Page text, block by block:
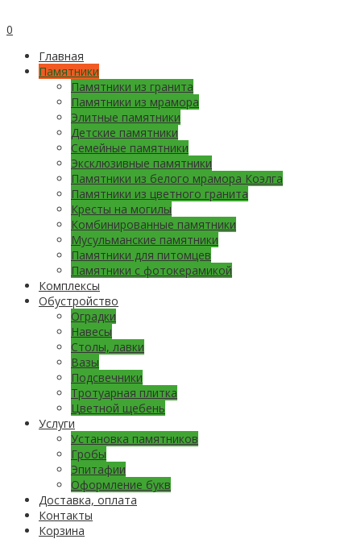
0
Главная
Памятники
Памятники из гранита
Памятники из мрамора
Элитные памятники
Детские памятники
Семейные памятники
Эксклюзивные памятники
Памятники из белого мрамора Коэлга
Памятники из цветного гранита
Кресты на могилы
Комбинированные памятники
Мусульманские памятники
Памятники для питомцев
Памятники с фотокерамикой
Комплексы
Обустройство
Оградки
Навесы
Столы, лавки
Вазы
Подсвечники
Тротуарная плитка
Цветной щебень
Услуги
Установка памятников
Гробы
Эпитафии
Оформление букв
Доставка, оплата
Контакты
Корзина